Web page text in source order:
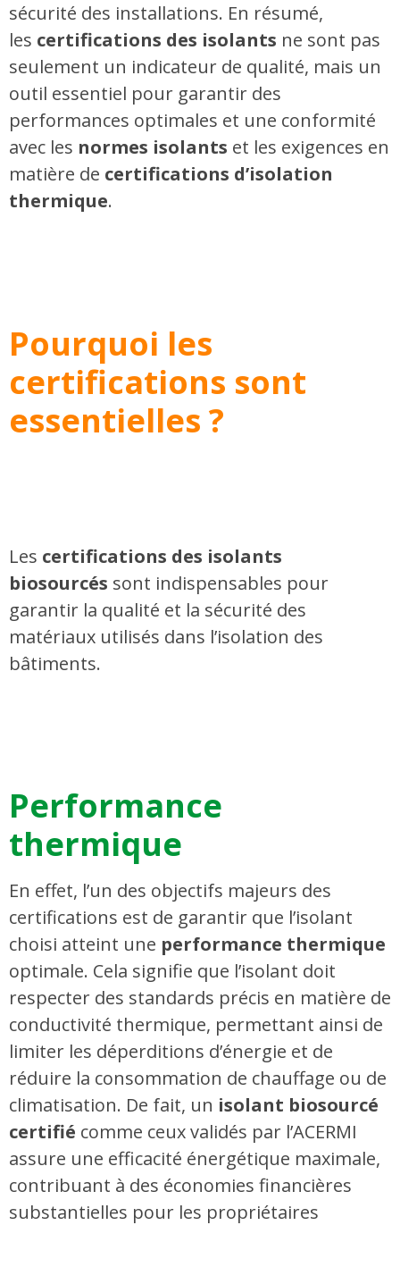
sécurité des installations. En résumé,
les certifications des isolants ne sont pas
seulement un indicateur de qualité, mais un
outil essentiel pour garantir des
performances optimales et une conformité
avec les normes isolants et les exigences en
matière de certifications d’isolation
thermique​.
Pourquoi les
certifications sont
essentielles ?
Les certifications des isolants
biosourcés sont indispensables pour
garantir la qualité et la sécurité des
matériaux utilisés dans l’isolation des
bâtiments.
Performance
thermique
En effet, l’un des objectifs majeurs des
certifications est de garantir que l’isolant
choisi atteint une performance thermique
optimale. Cela signifie que l’isolant doit
respecter des standards précis en matière de
conductivité thermique, permettant ainsi de
limiter les déperditions d’énergie et de
réduire la consommation de chauffage ou de
climatisation. De fait, un isolant biosourcé
certifié comme ceux validés par l’ACERMI
assure une efficacité énergétique maximale,
contribuant à des économies financières
substantielles pour les propriétaires​